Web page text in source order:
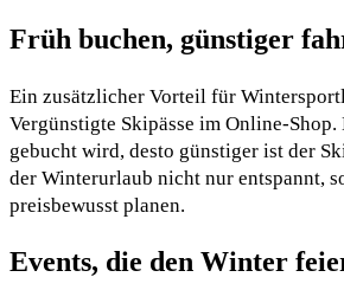
Früh buchen, günstiger
Ein zusätzlicher Vorteil für
Vergünstigte Skipässe im Online-
gebucht wird, desto günstiger ist der
der Winterurlaub nicht nur entspannt,
preisbewusst planen.
Events, die den Winter